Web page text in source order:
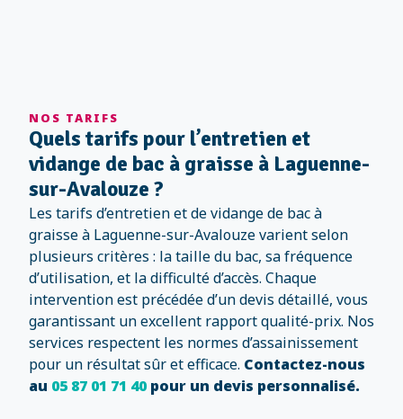
NOS TARIFS
Quels tarifs pour l’entretien et
vidange de bac à graisse à Laguenne-
sur-Avalouze ?
Les tarifs d’entretien et de vidange de bac à
graisse à Laguenne-sur-Avalouze varient selon
plusieurs critères : la taille du bac, sa fréquence
d’utilisation, et la difficulté d’accès. Chaque
intervention est précédée d’un devis détaillé, vous
garantissant un excellent rapport qualité-prix. Nos
services respectent les normes d’assainissement
pour un résultat sûr et efficace. Contactez-nous
au 05 87 01 71 40pour un devis personnalisé.